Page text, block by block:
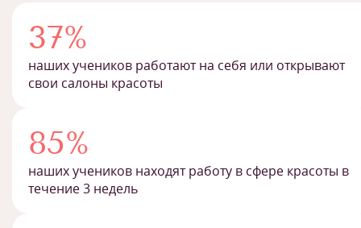
37%
наших учеников работают на себя или открывают
свои салоны красоты
85%
наших учеников находят работу в сфере красоты в
течение 3 недель